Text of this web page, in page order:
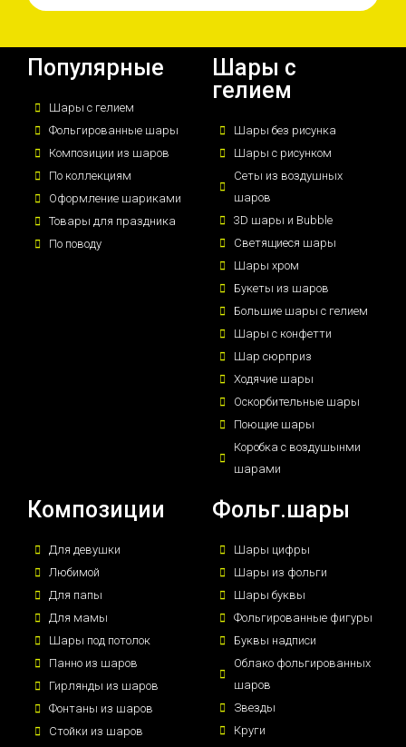
Популярные
Шары с гелием
Фольгированные шары
Композиции из шаров
По коллекциям
Оформление шариками
Товары для праздника
По поводу
Шары с
гелием
Шары без рисунка
Шары с рисунком
Сеты из воздушных
шаров
3D шары и Bubble
Светящиеся шары
Шары хром
Букеты из шаров
Большие шары с гелием
Шары с конфетти
Шар сюрприз
Ходячие шары
Оскорбительные шары
Поющие шары
Коробка с воздушынми
шарами
Композиции
Для девушки
Любимой
Для папы
Для мамы
Шары под потолок
Панно из шаров
Гирлянды из шаров
Фонтаны из шаров
Стойки из шаров
Фольг.шары
Шары цифры
Шары из фольги
Шары буквы
Фольгированные фигуры
Буквы надписи
Облако фольгированных
шаров
Звезды
Круги